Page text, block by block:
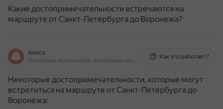
Какие достопримечательности встречаются на
маршруте от Санкт-Петербурга до Воронежа?
Алиса
На основе источников, возможны неточности
Как это работает?
Некоторые достопримечательности, которые могут
встретиться на маршруте от Санкт-Петербурга до
Воронежа: